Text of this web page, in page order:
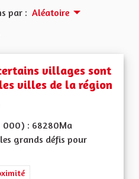
par : Aléatoire
villages sont
villes de la région
000) : 68280Ma
grands défis pour
: Les services publics en